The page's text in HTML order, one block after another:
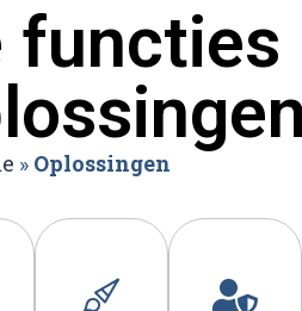
functies
» Oplossingen